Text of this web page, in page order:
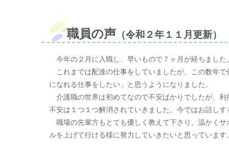
職員の声 （令和２年１１月更新）
今年の２月に入職し、早いもので７ヶ月が経ちました
これまでは配達の仕事をしていましたが、この数年
になれる仕事をしたい」と思うようになりました。
介護職の世界は初めてなので不安ばかりでしたが、利
不安は１つ１つ解消されていきました。今ではお話しす
職場の先輩方もとても優しく教えて下さり、温かく
ルを上げて行ける様に努力していきたいと思っています。